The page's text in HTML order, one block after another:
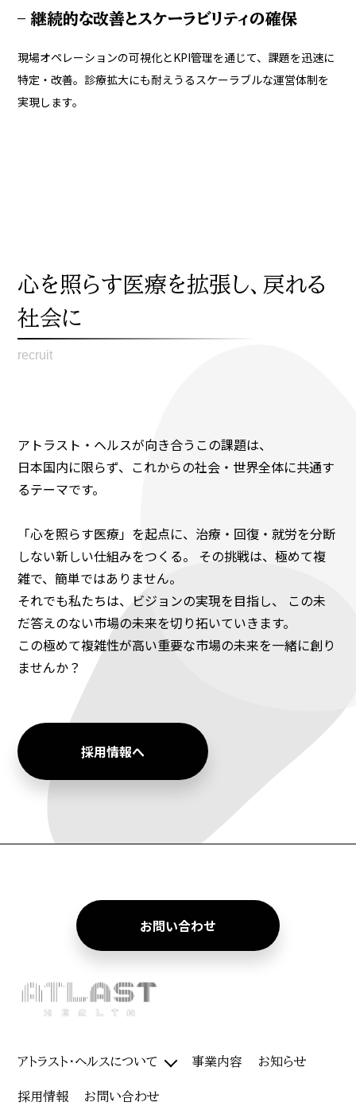
– 継続的な改善とスケーラビリティの確保
現場オペレーションの可視化とKPI管理を通じて、課題を迅速に
特定・改善。診療拡大にも耐えうるスケーラブルな運営体制を
実現します。
心を照らす医療を拡張し、戻れる
社会に
recruit
アトラスト・ヘルスが向き合うこの課題は、
日本国内に限らず、これからの社会・世界全体に共通す
るテーマです。
「心を照らす医療」を起点に、治療・回復・就労を分断
しない新しい仕組みをつくる。 その挑戦は、極めて複
雑で、簡単ではありません。
それでも私たちは、ビジョンの実現を目指し、 この未
だ答えのない市場の未来を切り拓いていきます。
この極めて複雑性が高い重要な市場の未来を一緒に創り
ませんか？
採用情報へ
お問い合わせ
アトラスト・ヘルスについて 事業内容 お知らせ
採用情報 お問い合わせ